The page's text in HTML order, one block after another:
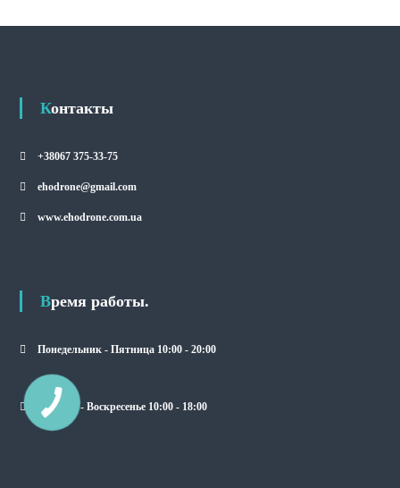
Контакты
+38067 375-33-75
ehodrone@gmail.com
www.ehodrone.com.ua
Время работы.
Понедельник - Пятница 10:00 - 20:00
Суббота - Воскресенье 10:00 - 18:00